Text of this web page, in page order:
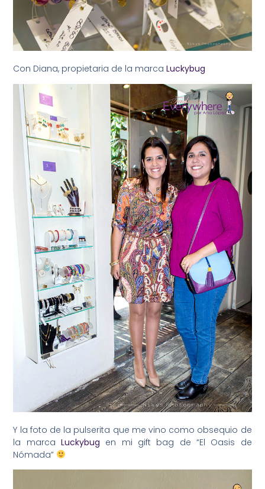
Con Diana, propietaria de la marcaLuckybug
Y la foto de la pulserita que me vino como obsequio de
la marcaLuckybug en mi gift bag de “El Oasis de
Nómada”